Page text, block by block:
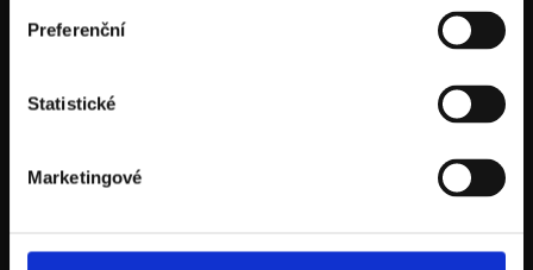
Preferenční
Statistické
Marketingové